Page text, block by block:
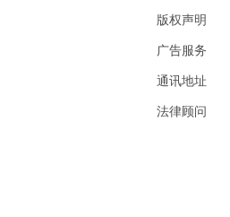
版权声明
广告服务
通讯地址
法律顾问